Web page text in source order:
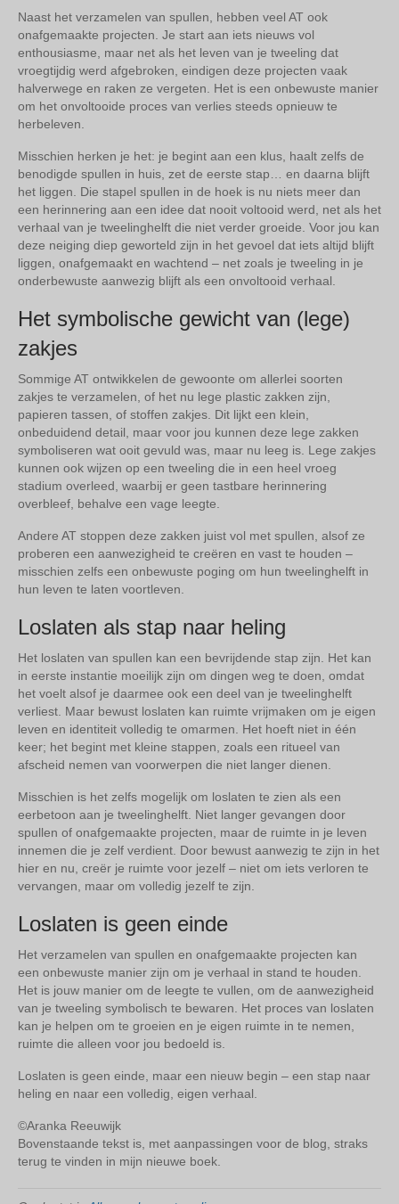
Naast het verzamelen van spullen, hebben veel AT ook
onafgemaakte projecten. Je start aan iets nieuws vol
enthousiasme, maar net als het leven van je tweeling dat
vroegtijdig werd afgebroken, eindigen deze projecten vaak
halverwege en raken ze vergeten. Het is een onbewuste manier
om het onvoltooide proces van verlies steeds opnieuw te
herbeleven.
Misschien herken je het: je begint aan een klus, haalt zelfs de
benodigde spullen in huis, zet de eerste stap… en daarna blijft
het liggen. Die stapel spullen in de hoek is nu niets meer dan
een herinnering aan een idee dat nooit voltooid werd, net als het
verhaal van je tweelinghelft die niet verder groeide. Voor jou kan
deze neiging diep geworteld zijn in het gevoel dat iets altijd blijft
liggen, onafgemaakt en wachtend – net zoals je tweeling in je
onderbewuste aanwezig blijft als een onvoltooid verhaal.
Het symbolische gewicht van (lege)
zakjes
Sommige AT ontwikkelen de gewoonte om allerlei soorten
zakjes te verzamelen, of het nu lege plastic zakken zijn,
papieren tassen, of stoffen zakjes. Dit lijkt een klein,
onbeduidend detail, maar voor jou kunnen deze lege zakken
symboliseren wat ooit gevuld was, maar nu leeg is. Lege zakjes
kunnen ook wijzen op een tweeling die in een heel vroeg
stadium overleed, waarbij er geen tastbare herinnering
overbleef, behalve een vage leegte.
Andere AT stoppen deze zakken juist vol met spullen, alsof ze
proberen een aanwezigheid te creëren en vast te houden –
misschien zelfs een onbewuste poging om hun tweelinghelft in
hun leven te laten voortleven.
Loslaten als stap naar heling
Het loslaten van spullen kan een bevrijdende stap zijn. Het kan
in eerste instantie moeilijk zijn om dingen weg te doen, omdat
het voelt alsof je daarmee ook een deel van je tweelinghelft
verliest. Maar bewust loslaten kan ruimte vrijmaken om je eigen
leven en identiteit volledig te omarmen. Het hoeft niet in één
keer; het begint met kleine stappen, zoals een ritueel van
afscheid nemen van voorwerpen die niet langer dienen.
Misschien is het zelfs mogelijk om loslaten te zien als een
eerbetoon aan je tweelinghelft. Niet langer gevangen door
spullen of onafgemaakte projecten, maar de ruimte in je leven
innemen die je zelf verdient. Door bewust aanwezig te zijn in het
hier en nu, creër je ruimte voor jezelf – niet om iets verloren te
vervangen, maar om volledig jezelf te zijn.
Loslaten is geen einde
Het verzamelen van spullen en onafgemaakte projecten kan
een onbewuste manier zijn om je verhaal in stand te houden.
Het is jouw manier om de leegte te vullen, om de aanwezigheid
van je tweeling symbolisch te bewaren. Het proces van loslaten
kan je helpen om te groeien en je eigen ruimte in te nemen,
ruimte die alleen voor jou bedoeld is.
Loslaten is geen einde, maar een nieuw begin – een stap naar
heling en naar een volledig, eigen verhaal.
©Aranka Reeuwijk
Bovenstaande tekst is, met aanpassingen voor de blog, straks
terug te vinden in mijn nieuwe boek.